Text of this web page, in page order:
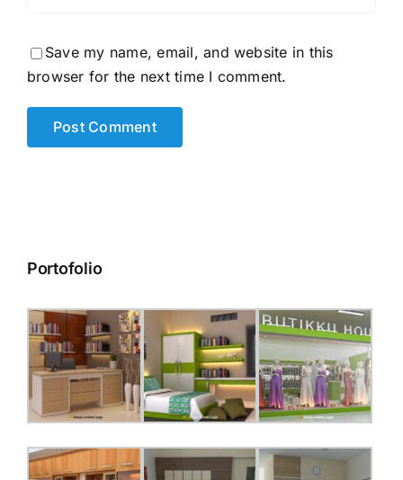
Save my name, email, and website in this
browser for the next time I comment.
Portofolio